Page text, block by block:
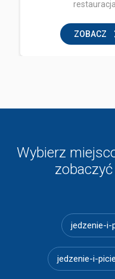
restauracja
ZOBACZ
Wybierz
jedzenie-i-
jedzenie-i-picie